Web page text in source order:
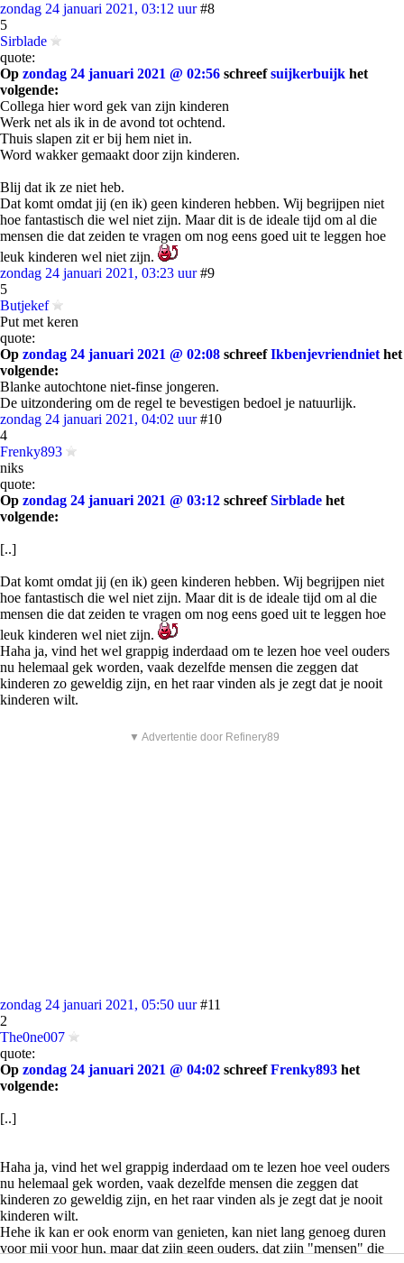
zondag 24 januari 2021, 03:12 uur #8
5
Sirblade
quote:
Op zondag 24 januari 2021 @ 02:56 schreefsuijkerbuijk het
volgende:
Collega hier word gek van zijn kinderen
Werk net als ik in de avond tot ochtend.
Thuis slapen zit er bij hem niet in.
Word wakker gemaakt door zijn kinderen.
Blij dat ik ze niet heb.
Dat komt omdat jij (en ik) geen kinderen hebben. Wij begrijpen niet
hoe fantastisch die wel niet zijn. Maar dit is de ideale tijd om al die
mensen die dat zeiden te vragen om nog eens goed uit te leggen hoe
leuk kinderen wel niet zijn.
zondag 24 januari 2021, 03:23 uur #9
5
Butjekef
Put met keren
quote:
Op zondag 24 januari 2021 @ 02:08 schreefIkbenjevriendniet het
volgende:
Blanke autochtone niet-finse jongeren.
De uitzondering om de regel te bevestigen bedoel je natuurlijk.
zondag 24 januari 2021, 04:02 uur #10
4
Frenky893
niks
quote:
Op zondag 24 januari 2021 @ 03:12 schreefSirblade het
volgende:
[..]
Dat komt omdat jij (en ik) geen kinderen hebben. Wij begrijpen niet
hoe fantastisch die wel niet zijn. Maar dit is de ideale tijd om al die
mensen die dat zeiden te vragen om nog eens goed uit te leggen hoe
leuk kinderen wel niet zijn.
Haha ja, vind het wel grappig inderdaad om te lezen hoe veel ouders
nu helemaal gek worden, vaak dezelfde mensen die zeggen dat
kinderen zo geweldig zijn, en het raar vinden als je zegt dat je nooit
kinderen wilt.
▼ Advertentie door Refinery89
zondag 24 januari 2021, 05:50 uur #11
2
The0ne007
quote:
Op zondag 24 januari 2021 @ 04:02 schreefFrenky893 het
volgende:
[..]
Haha ja, vind het wel grappig inderdaad om te lezen hoe veel ouders
nu helemaal gek worden, vaak dezelfde mensen die zeggen dat
kinderen zo geweldig zijn, en het raar vinden als je zegt dat je nooit
kinderen wilt.
Hehe ik kan er ook enorm van genieten, kan niet lang genoeg duren
voor mij voor hun, maar dat zijn geen ouders, dat zijn "mensen" die